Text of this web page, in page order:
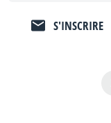
S'INSCRIRE